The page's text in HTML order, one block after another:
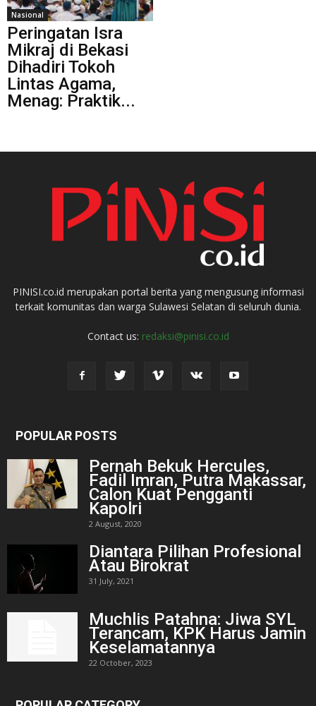
Nasional
Peringatan Isra
Mikraj di Bekasi
Dihadiri Tokoh
Lintas Agama,
Menag: Praktik...
PINISI.co.id merupakan portal berita yang mengusung informasi
terkait komunitas dan warga Sulawesi Selatan di seluruh dunia.
Contact us: redaksi@pinisi.co.id
POPULAR POSTS
Pernah Bekuk Hercules,
Fadil Imran, Putra Makassar,
Calon Kuat Pengganti
Kapolri
2 August, 2020
Diantara Pilihan Profesional
Atau Birokrat
31 July, 2021
Muchlis Patahna: Jiwa SYL
Terancam, KPK Harus Jamin
Keselamatannya
22 October, 2023